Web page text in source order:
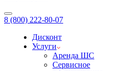
8 (800) 222-80-07
Дисконт
Услуги
Аренда ШС
Сервисное